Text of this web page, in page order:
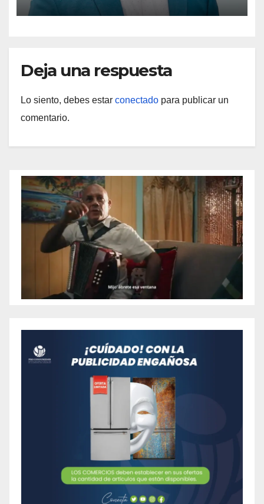
Deja una respuesta
Lo siento, debes estar conectado para publicar un
comentario.